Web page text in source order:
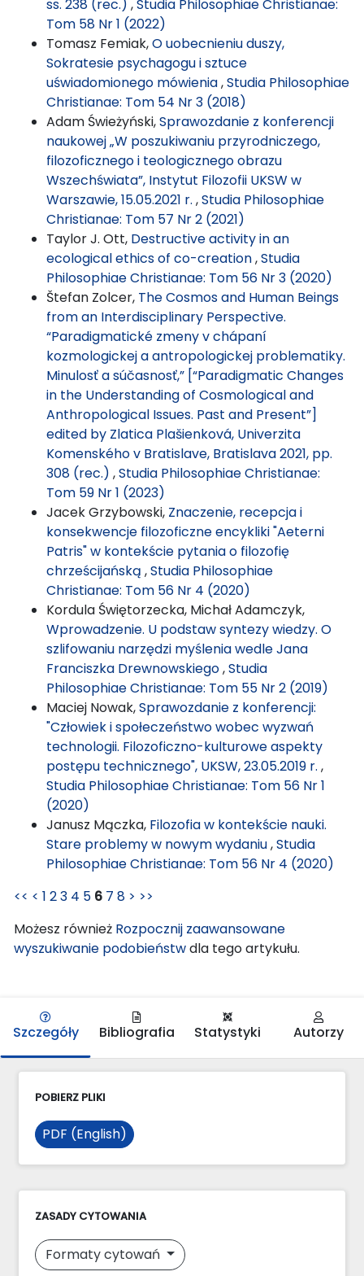
ss. 238 (rec.) ,Studia Philosophiae Christianae:
Tom 58 Nr 1 (2022)
Tomasz Femiak,O uobecnieniu duszy,
Sokratesie psychagogu i sztuce
uświadomionego mówienia,Studia Philosophiae
Christianae: Tom 54 Nr 3 (2018)
Adam Świeżyński,Sprawozdanie z konferencji
naukowej „W poszukiwaniu przyrodniczego,
filozoficznego i teologicznego obrazu
Wszechświata”, Instytut Filozofii UKSW w
Warszawie, 15.05.2021 r. ,Studia Philosophiae
Christianae: Tom 57 Nr 2 (2021)
Taylor J. Ott, Destructive activity in an
ecological ethics of co-creation,Studia
Philosophiae Christianae: Tom 56 Nr 3 (2020)
Štefan Zolcer, The Cosmos and Human Beings
from an Interdisciplinary Perspective.
“Paradigmatické zmeny v chápaní
kozmologickej a antropologickej problematiky.
Minulosť a súčasnosť,” [“Paradigmatic Changes
in the Understanding of Cosmological and
Anthropological Issues. Past and Present”]
edited by Zlatica Plašienková, Univerzita
Komenského v Bratislave, Bratislava 2021, pp.
308 (rec.) ,Studia Philosophiae Christianae:
Tom 59 Nr 1 (2023)
Jacek Grzybowski, Znaczenie, recepcja i
konsekwencje filozoficzne encykliki "Aeterni
Patris" w kontekście pytania o filozofię
chrześcijańską ,Studia Philosophiae
Christianae: Tom 56 Nr 4 (2020)
Kordula Świętorzecka, Michał Adamczyk,
Wprowadzenie. U podstaw syntezy wiedzy. O
szlifowaniu narzędzi myślenia wedle Jana
Franciszka Drewnowskiego,Studia
Philosophiae Christianae: Tom 55 Nr 2 (2019)
Maciej Nowak,Sprawozdanie z konferencji:
"Człowiek i społeczeństwo wobec wyzwań
technologii. Filozoficzno-kulturowe aspekty
postępu technicznego", UKSW, 23.05.2019 r. ,
Studia Philosophiae Christianae: Tom 56 Nr 1
(2020)
Janusz Mączka, Filozofia w kontekście nauki.
Stare problemy w nowym wydaniu,Studia
Philosophiae Christianae: Tom 56 Nr 4 (2020)
<< < 1 23 4 5 6 7 8 > >>
Możesz również Rozpocznij zaawansowane
wyszukiwanie podobieństwdla tego artykułu.
Szczegóły Bibliografia Statystyki Autorzy
POBIERZ PLIKI
PDF (English)
ZASADY CYTOWANIA
Formaty cytowań